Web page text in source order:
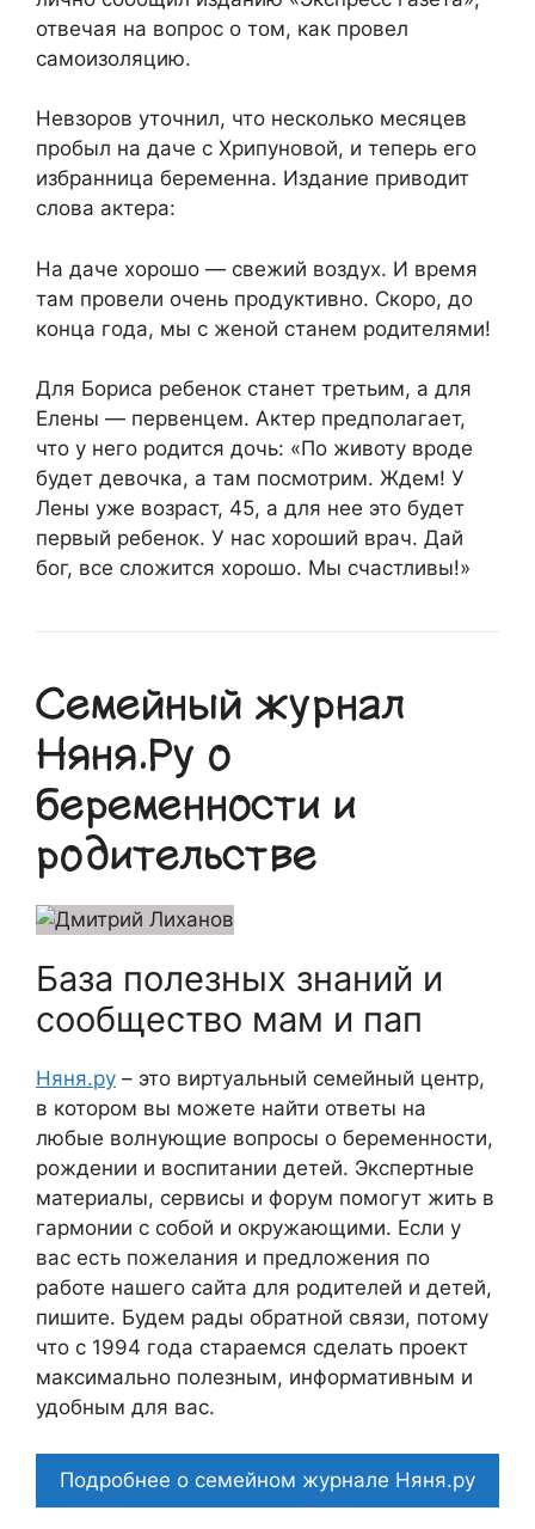
отвечая на вопрос о том, как провел
самоизоляцию.
Невзоров уточнил, что несколько месяцев
пробыл на даче с Хрипуновой, и теперь его
избранница беременна. Издание приводит
слова актера:
На даче хорошо — свежий воздух. И время
там провели очень продуктивно. Скоро, до
конца года, мы с женой станем родителями!
Для Бориса ребенок станет третьим, а для
Елены — первенцем. Актер предполагает,
что у него родится дочь: «По животу вроде
будет девочка, а там посмотрим. Ждем! У
Лены уже возраст, 45, а для нее это будет
первый ребенок. У нас хороший врач. Дай
бог, все сложится хорошо. Мы счастливы!»
Семейный журнал
Няня.Ру о
беременности и
родительстве
База полезных знаний и
сообщество мам и пап
Няня.ру – это виртуальный семейный центр,
в котором вы можете найти ответы на
любые волнующие вопросы о беременности,
рождении и воспитании детей. Экспертные
материалы, сервисы и форум помогут жить в
гармонии с собой и окружающими. Если у
вас есть пожелания и предложения по
работе нашего сайта для родителей и детей,
пишите. Будем рады обратной связи, потому
что c 1994 года стараемся сделать проект
максимально полезным, информативным и
удобным для вас.
Подробнее о семейном журнале Няня.ру